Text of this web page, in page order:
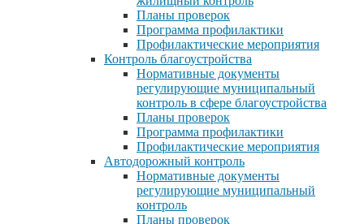
Планы проверок
Программа профилактики
Профилактические мероприятия
Контроль благоустройства
Нормативные документы
регулирующие муниципальный
контроль в сфере благоустройства
Планы проверок
Программа профилактики
Профилактические мероприятия
Автодорожный контроль
Нормативные документы
регулирующие муниципальный
контроль
Планы проверок